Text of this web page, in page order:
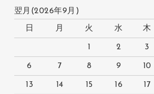
翌月(2026年9月)
日 月 火 水 木
1 2 3
6 7 8 9 10
13 14 15 16 17